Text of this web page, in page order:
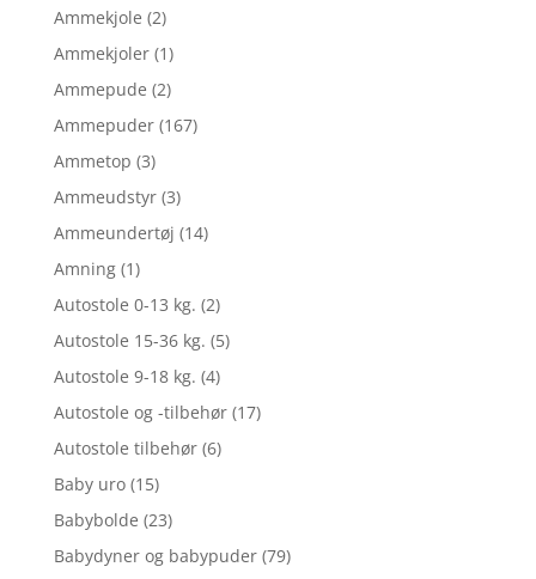
Ammekjole (2)
Ammekjoler (1)
Ammepude (2)
Ammepuder (167)
Ammetop (3)
Ammeudstyr (3)
Ammeundertøj (14)
Amning (1)
Autostole 0-13 kg. (2)
Autostole 15-36 kg. (5)
Autostole 9-18 kg. (4)
Autostole og -tilbehør (17)
Autostole tilbehør (6)
Baby uro (15)
Babybolde (23)
Babydyner og babypuder (79)